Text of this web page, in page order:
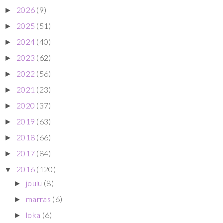
► 2026 (9)
► 2025 (51)
► 2024 (40)
► 2023 (62)
► 2022 (56)
► 2021 (23)
► 2020 (37)
► 2019 (63)
► 2018 (66)
► 2017 (84)
▼ 2016 (120)
► joulu (8)
► marras (6)
► loka (6)